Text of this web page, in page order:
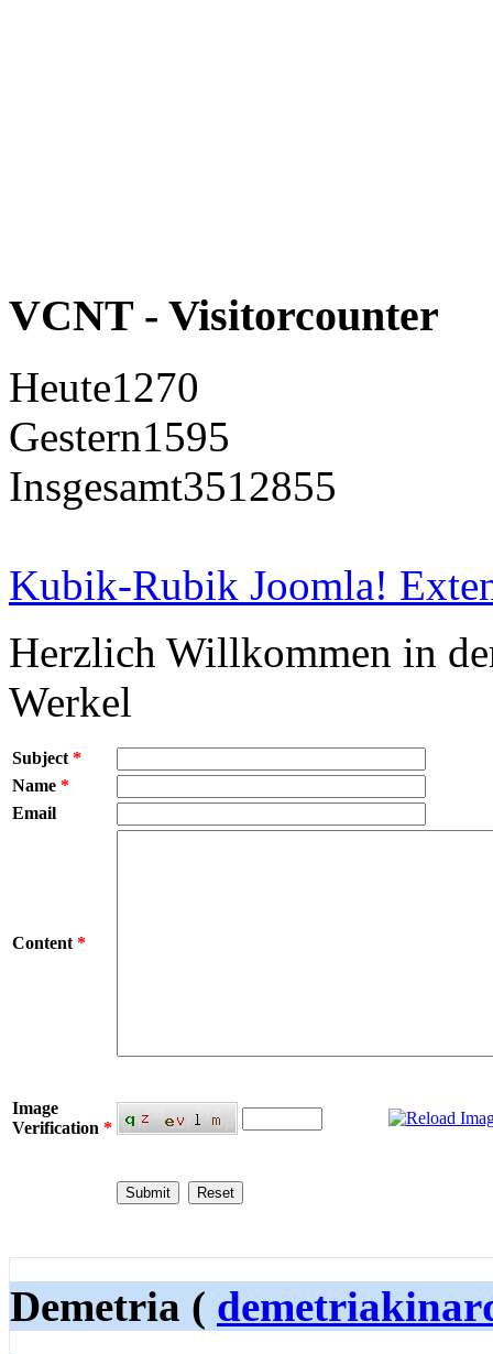
VCNT - Visitorcounter
Heute1270
Gestern1595
Insgesamt3512855
Kubik-Rubik Joomla!
Herzlich Willkommen in
Werkel
Subject *
Name *
Email
Content *
Image
Verification *
Demetria (